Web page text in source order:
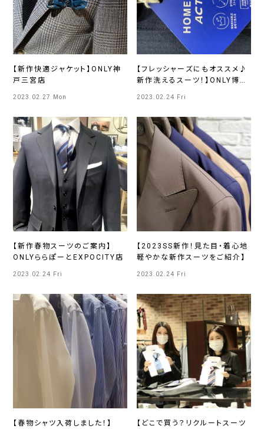
【新作快適ジャケット】ONLY神
戸三宮店
2023.02.27 Mon
【フレッシャーズにもオススメ♪
新作洗えるスーツ！】ONLY博多
2023.02.24 Fri
【新作春物スーツのご案内】
ONLYららぽーとEXPOCITY店
2023.02.24 Fri
【2023SS新作！見た目・着心地
軽やかな新作スーツをご紹介】
2023.02.24 Fri
【春物シャツ入荷しました！】
【どこで買う？リクルートスーツ